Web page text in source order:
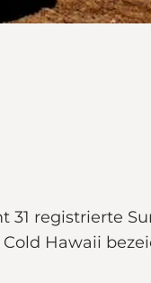
31 registrierte
Hawaii